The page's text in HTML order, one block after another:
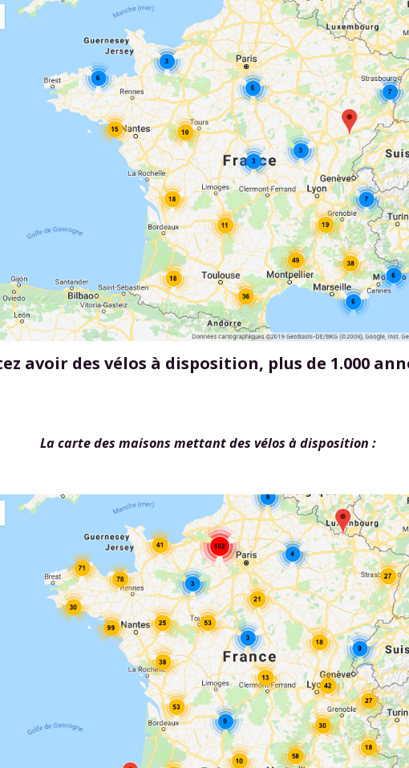
avoir des vélos à disposition, plus de 1.000
La carte des maisons mettant des vélos à disposition :